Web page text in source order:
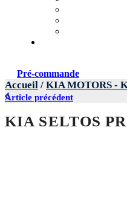
Pré-commande
Accueil / KIA MOTORS -
Article précédent
KIA SELTOS